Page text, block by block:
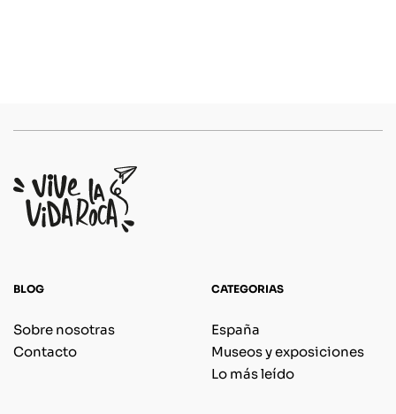
BLOG
Sobre nosotras
Contacto
CATEGORIAS
España
Museos y exposiciones
Lo más leído